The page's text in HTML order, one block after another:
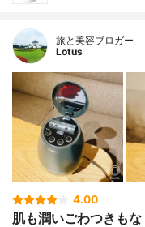
旅と美容ブロガー
Lotus
4.00
肌も潤いごわつきも